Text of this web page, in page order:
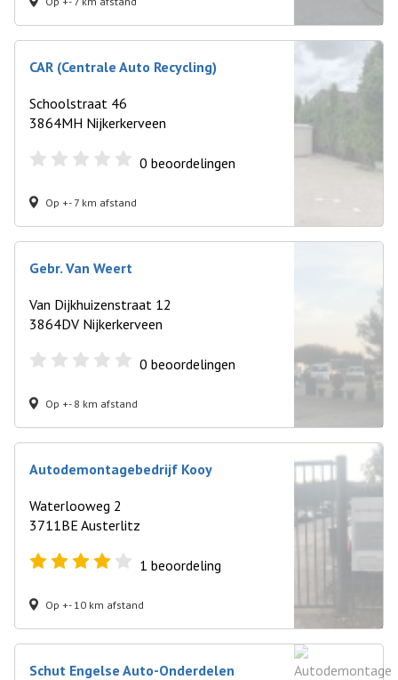
CAR (Centrale Auto Recycling)
Schoolstraat 46
3864MH Nijkerkerveen
0 beoordelingen
Op +- 7 km afstand
Gebr. Van Weert
Van Dijkhuizenstraat 12
3864DV Nijkerkerveen
0 beoordelingen
Op +- 8 km afstand
Autodemontagebedrijf Kooy
Waterlooweg 2
3711BE Austerlitz
1 beoordeling
Op +- 10 km afstand
Schut Engelse Auto-Onderdelen